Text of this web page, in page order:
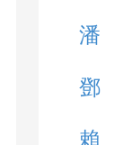
潘
鄧
賴